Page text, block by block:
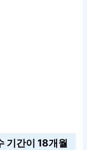
기간이 18개월